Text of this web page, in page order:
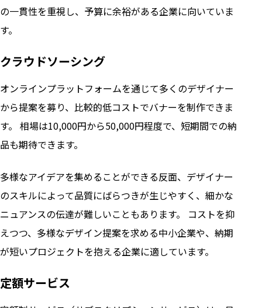
の一貫性を重視し、予算に余裕がある企業に向いていま
す。
クラウドソーシング
オンラインプラットフォームを通じて多くのデザイナー
から提案を募り、比較的低コストでバナーを制作できま
す。 相場は10,000円から50,000円程度で、短期間での納
品も期待できます。
多様なアイデアを集めることができる反面、デザイナー
のスキルによって品質にばらつきが生じやすく、細かな
ニュアンスの伝達が難しいこともあります。 コストを抑
えつつ、多様なデザイン提案を求める中小企業や、納期
が短いプロジェクトを抱える企業に適しています。
定額サービス